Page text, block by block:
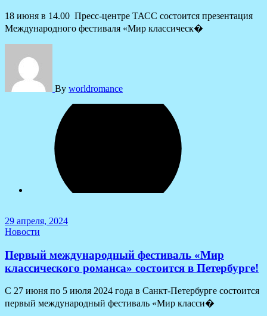
18 июня в 14.00 Пресс-центре ТАСС состоится презентация
Международного фестиваля «Мир классическ�
By worldromance
29 апреля, 2024
Новости
Первый международный фестиваль «Мир
классического романса» состоится в Петербурге!
С 27 июня по 5 июля 2024 года в Санкт-Петербурге состоится
первый международный фестиваль «Мир класси�